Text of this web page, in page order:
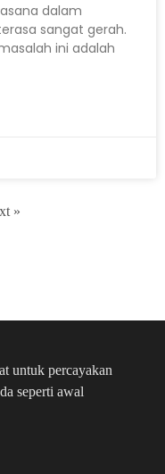
dalam
sangat gerah.
ini adalah
»
untuk percayakan
seperti awal